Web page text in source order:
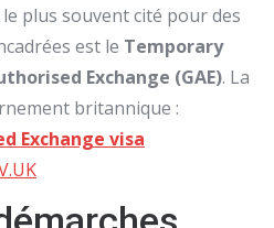
plus souvent cité pour des
est le Temporary
Exchange (GAE). La
britannique :
Exchange visa